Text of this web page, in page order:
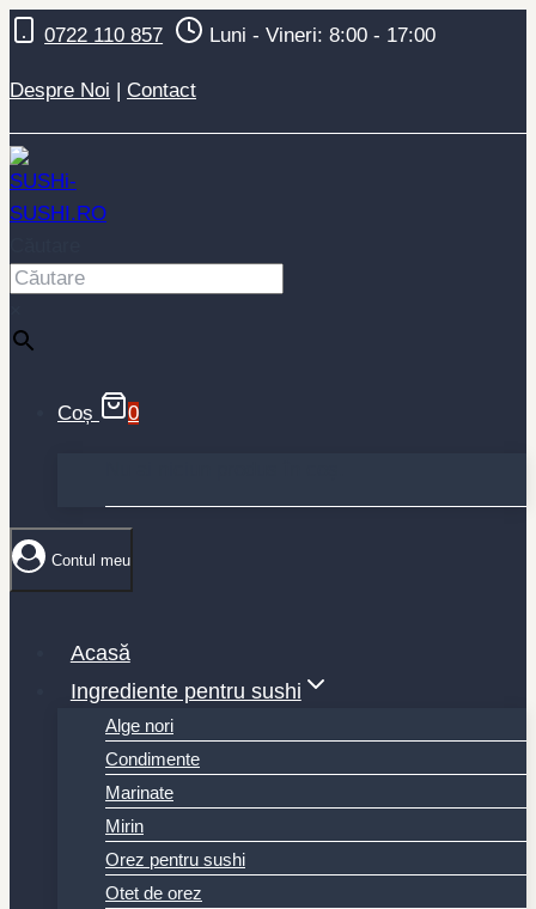
Skip
content
0722 110 857 Luni - Vineri: 8:00 - 17:00
Despre Noi | Contact
Coș 0
Contul meu
Acasă
Ingrediente pentru sushi
Alge nori
Condimente
Marinate
Mirin
Orez pentru sushi
Otet de orez